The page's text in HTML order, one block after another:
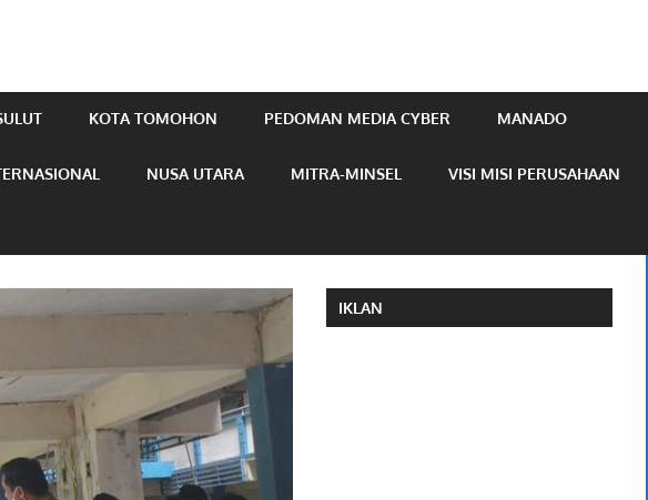
KOTA TOMOHON PEDOMAN MEDIA CYBER MANADO
NUSA UTARA MITRA-MINSEL VISI MISI PERUSAHAAN
IKLAN